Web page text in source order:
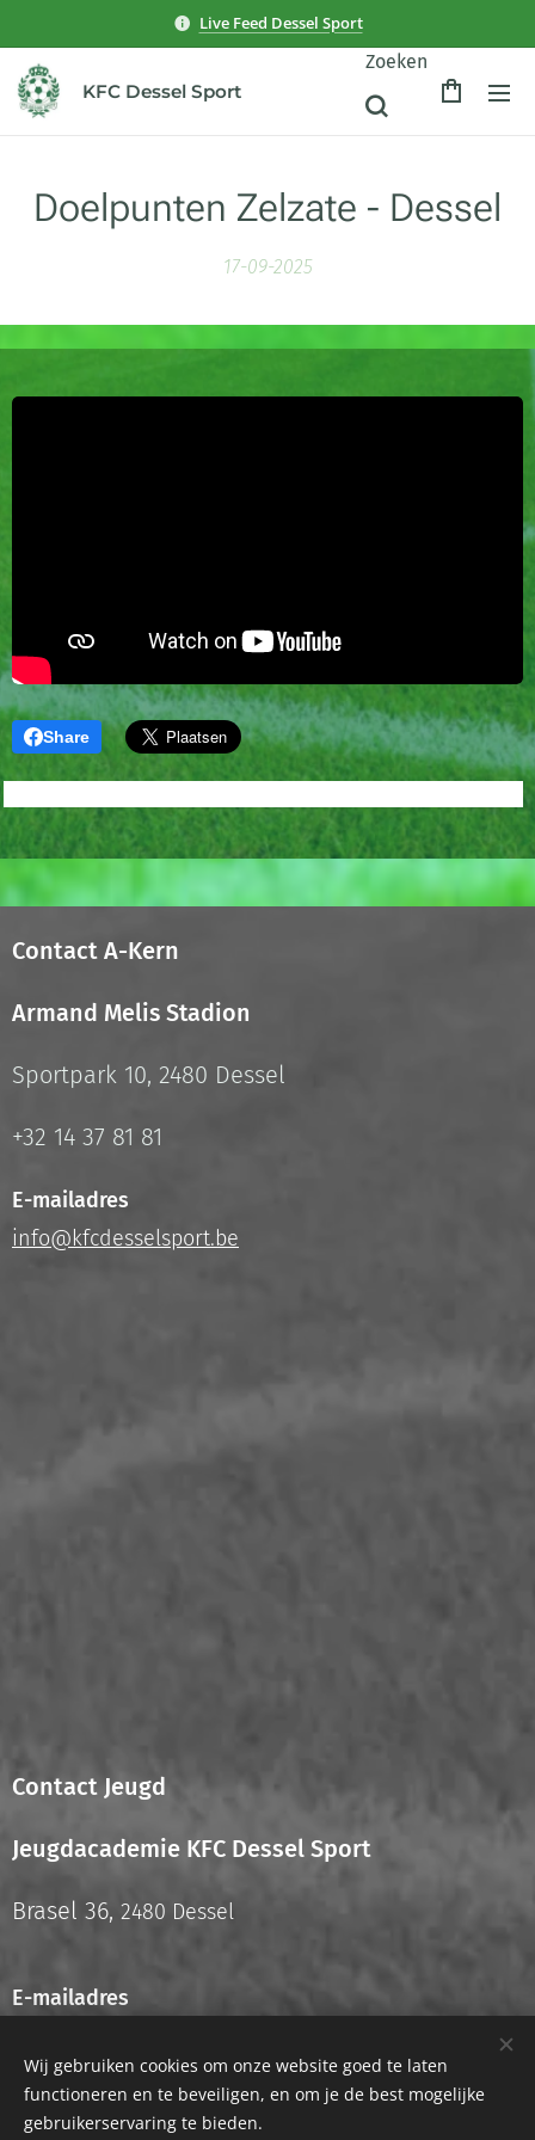
Live Feed Dessel Sport
KFC Dessel Sport
Zoeken
Doelpunten Zelzate - Dessel
17-09-2025
Share
Contact A-Kern
Armand Melis Stadion
Sportpark 10, 2480 Dessel
+32 14 37 81 81
E-mailadres
info@kfcdesselsport.be
Contact Jeugd
Jeugdacademie KFC Dessel Sport
Brasel 36, 2480 Dessel
E-mailadres
Wij gebruiken cookies om onze website goed te laten
functioneren en te beveiligen, en om je de best mogelijke
gebruikerservaring te bieden.